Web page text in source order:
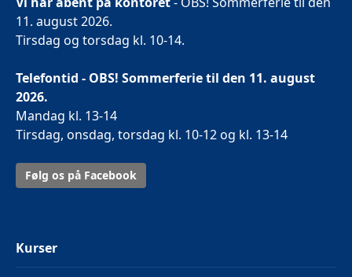
11. august 2026.
Tirsdag og torsdag kl. 10-14.
Telefontid - OBS! Sommerferie til den 11. august
2026.
Mandag kl. 13-14
Tirsdag, onsdag, torsdag kl. 10-12 og kl. 13-14
Følg os på Facebook
Kurser